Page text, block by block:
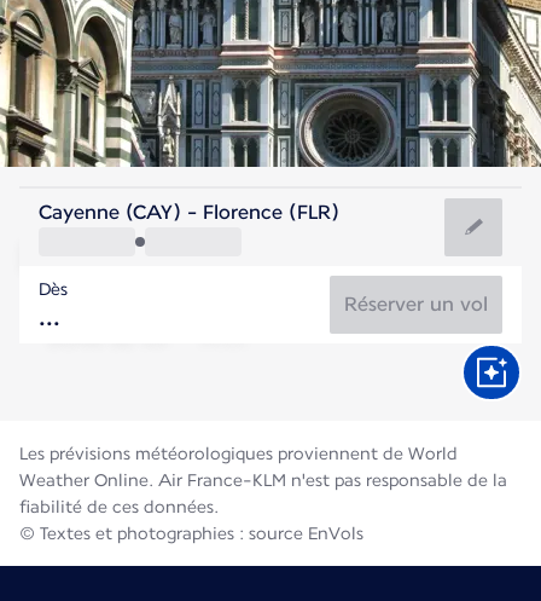
Italie
Florence
Italie
Durée du vol
Cayenne (CAY) - Florence (FLR)
Dès
Réserver un vol
Les prévisions météorologiques proviennent de World
Weather Online. Air France-KLM n'est pas responsable de la
fiabilité de ces données.
© Textes et photographies : source EnVols